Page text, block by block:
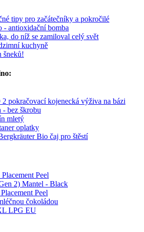
tipy pro začátečníky a pokročilé
- antioxidační bomba
do níž se zamiloval celý svět
kuchyně
šneků!
pokračovací kojenecká výživa na bázi
- bez škrobu
mletý
oplatky
Bio čaj pro štěstí
Peel
2) Mantel - Black
Peel
čokoládou
LPG EU